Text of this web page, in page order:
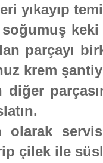
yıkayıp
keki
parçayı
krem
diğer
olarak
çilek ile